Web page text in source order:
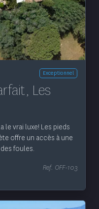
Exceptionnel
Les
le vrai luxe! Les pieds
offre un accès à une
foules.
Ref. OFF-103